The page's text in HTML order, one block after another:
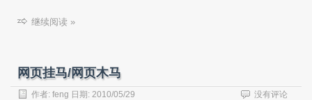
继续阅读 »
网页挂马/网页木马
作者: feng 日期: 2010/05/29 没有评论